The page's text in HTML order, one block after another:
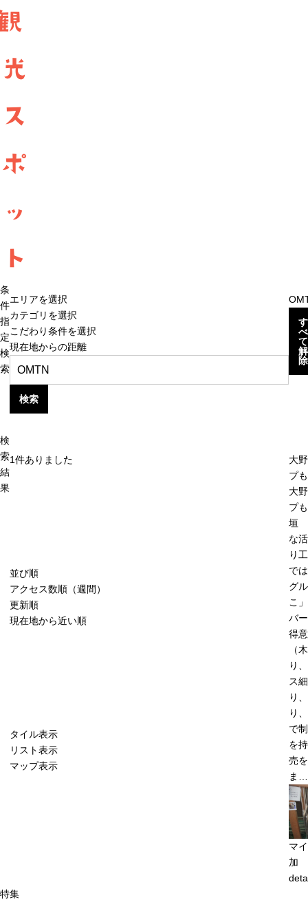
光
ス
ポ
ッ
ト
条
件
指
定
検
索
エリアを選択
カテゴリを選択
こだわり条件を選択
現在地からの距離
検索
す
べ
て
解
除
検
索
結
果
1件ありました
並び順
アクセス数順（週間）
更新順
現在地から近い順
タイル表示
リスト表示
マップ表示
大
プ
大
プ
垣
な
り
で
グ
こ
バ
得
（
り
ス
り
り
で
を
売
ま…
マ
加
特集